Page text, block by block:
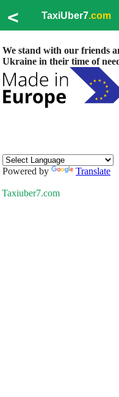
< TaxiUber7.com
We stand with our friends
Ukraine in their time of
Powered by Translate
Taxiuber7.com